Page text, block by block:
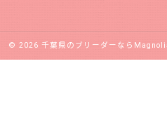
© 2026 千葉県のブリーダーなら